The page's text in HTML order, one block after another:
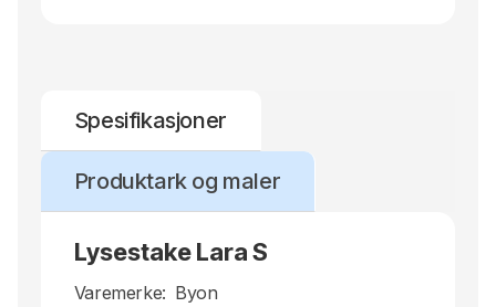
Spesifikasjoner
Produktark og maler
Lysestake Lara S
Varemerke: Byon